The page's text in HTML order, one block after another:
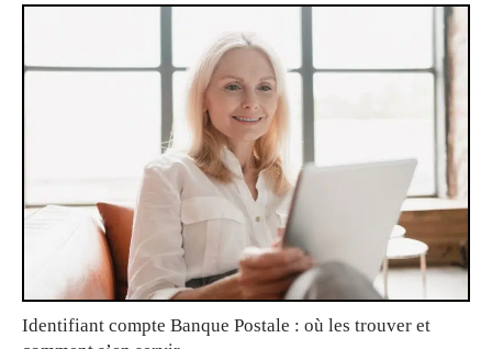
Identifiant compte Banque Postale : où les trouver et